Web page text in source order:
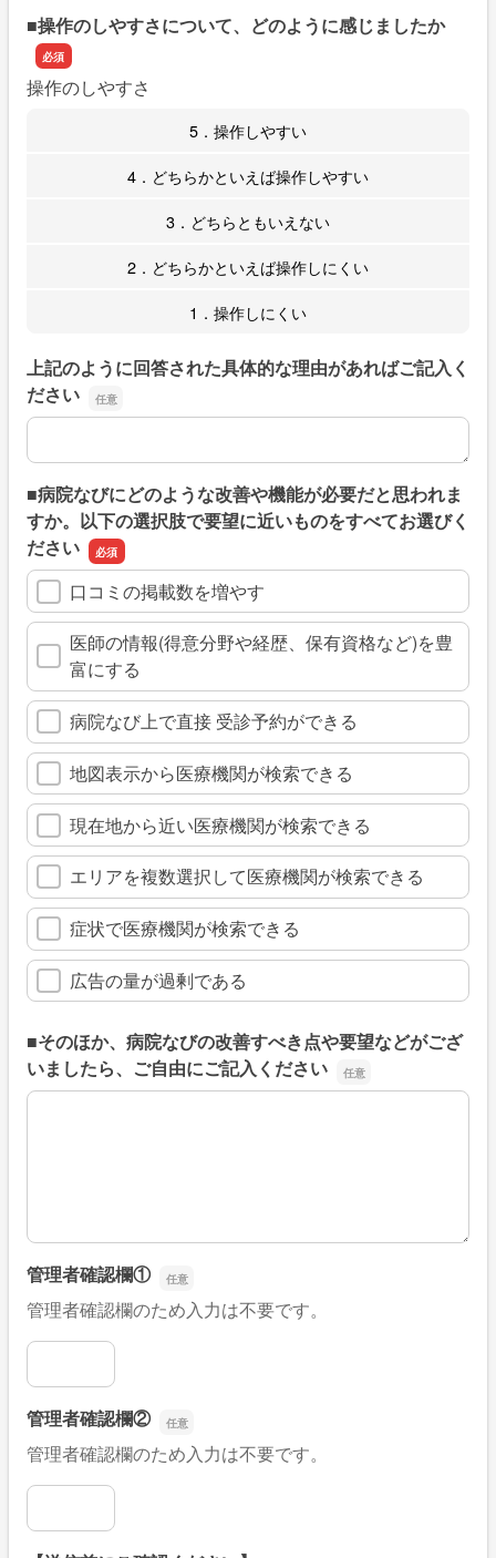
■操作のしやすさについて、どのように感じましたか
操作のしやすさ
5．操作しやすい
4．どちらかといえば操作しやすい
3．どちらともいえない
2．どちらかといえば操作しにくい
1．操作しにくい
上記のように回答された具体的な理由があればご記入く
ださい
上記のように回答された具体的な理由があればご記入くだ
■病院なびにどのような改善や機能が必要だと思われま
すか。以下の選択肢で要望に近いものをすべてお選びく
ださい
口コミの掲載数を増やす
医師の情報(得意分野や経歴、保有資格など)を豊
富にする
病院なび上で直接 受診予約ができる
地図表示から医療機関が検索できる
現在地から近い医療機関が検索できる
エリアを複数選択して医療機関が検索できる
症状で医療機関が検索できる
広告の量が過剰である
■そのほか、病院なびの改善すべき点や要望などがござ
いましたら、ご自由にご記入ください
■そのほか、病院なびの改善すべき点や要望などがござい
管理者確認欄①
管理者確認欄のため入力は不要です。
管理者確認欄①
管理者確認欄②
管理者確認欄のため入力は不要です。
管理者確認欄②